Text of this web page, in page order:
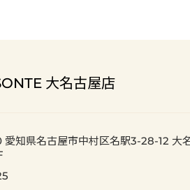
大名古屋店
知県名古屋市中村区名駅3-28-12 大